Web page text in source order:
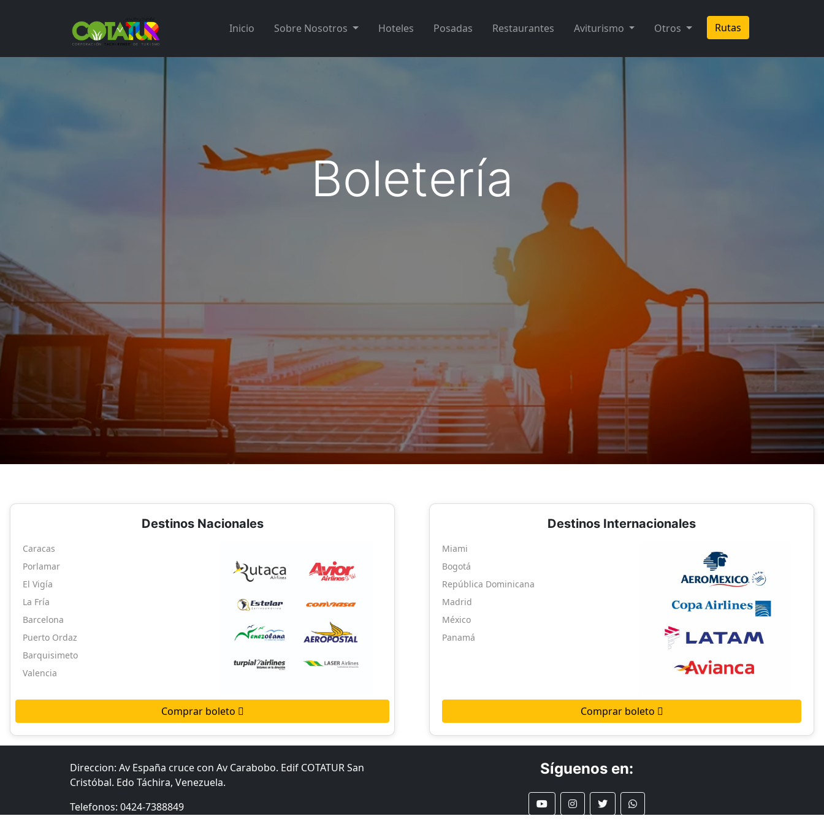
Inicio Sobre Nosotros Hoteles Posadas Restaurantes Aviturismo Otros Rutas
Boletería
Destinos Nacionales
Caracas
Porlamar
El Vigía
La Fría
Barcelona
Puerto Ordaz
Barquisimeto
Valencia
Comprar boleto
Destinos Internacionales
Miami
Bogotá
República Dominicana
Madrid
México
Panamá
Comprar boleto
Direccion: Av España cruce con Av Carabobo. Edif COTATUR San
Cristóbal. Edo Táchira, Venezuela.
Telefonos: 0424-7388849
Síguenos en: